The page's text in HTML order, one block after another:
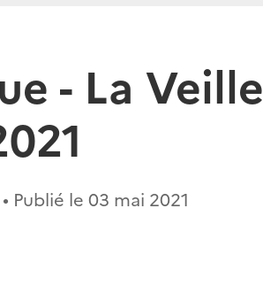
- La Veille
Publié le 03 mai 2021